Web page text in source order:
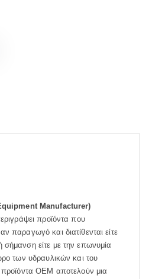
Manufacturer)
προϊόντα που
παραγωγό και διατίθενται είτε
είτε με την επωνυμία
των υδραυλικών και του
OEM αποτελούν μια